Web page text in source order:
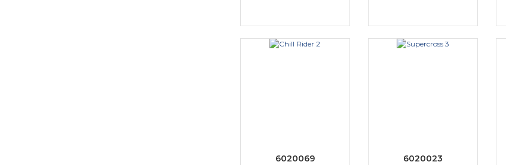
6020069
6020023